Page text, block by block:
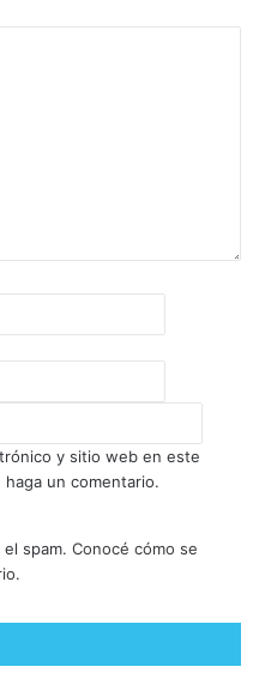
y sitio web en este
haga un comentario.
spam. Conocé cómo se